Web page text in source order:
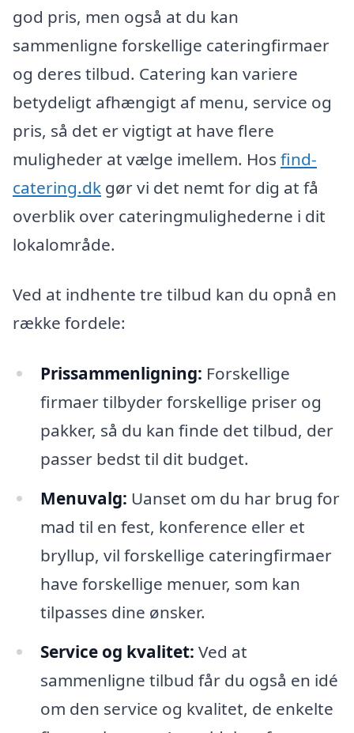
god pris, men også at du kan
sammenligne forskellige cateringfirmaer
og deres tilbud. Catering kan variere
betydeligt afhængigt af menu, service og
pris, så det er vigtigt at have flere
muligheder at vælge imellem. Hos find-
catering.dk gør vi det nemt for dig at få
overblik over cateringmulighederne i dit
lokalområde.
Ved at indhente tre tilbud kan du opnå en
række fordele:
Prissammenligning: Forskellige
firmaer tilbyder forskellige priser og
pakker, så du kan finde det tilbud, der
passer bedst til dit budget.
Menuvalg: Uanset om du har brug for
mad til en fest, konference eller et
bryllup, vil forskellige cateringfirmaer
have forskellige menuer, som kan
tilpasses dine ønsker.
Service og kvalitet: Ved at
sammenligne tilbud får du også en idé
om den service og kvalitet, de enkelte